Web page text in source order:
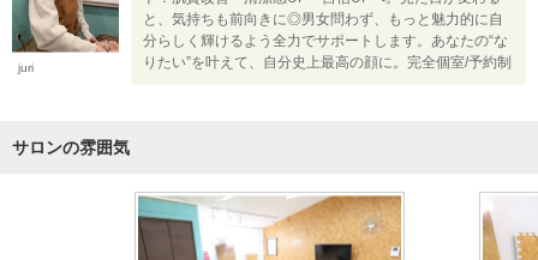
juri
と、気持ちも前向きに◎男女問わず、もっと魅力的に自
分らしく輝けるよう全力でサポートします。あなたの“な
りたい”を叶えて、自分史上最高の顔に。完全個室/予約制
サロンの雰囲気